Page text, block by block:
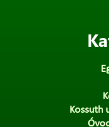
Kossuth